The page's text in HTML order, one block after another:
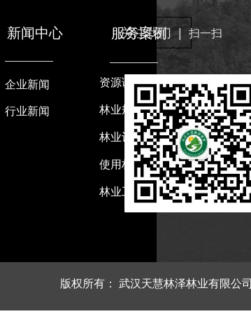
新闻中心 服务案例
资源调查类
林业规划类
林业设计类
使用林地专项咨询类
林业工程项目验收类
企业新闻
行业新闻
关注我们 | 扫一扫
版权所有： 武汉天慧林泽林业有限公司